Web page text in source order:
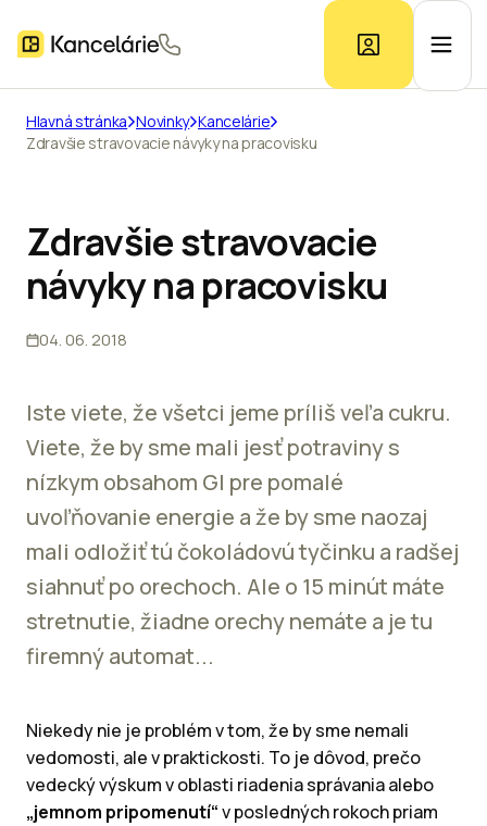
Ponuka kancelárií
Prieskum trhu
Kontakt
Hlavná stránka Novinky Kancelárie
Zdravšie stravovacie návyky na pracovisku
Zdravšie stravovacie
návyky na pracovisku
04. 06. 2018
Iste viete, že všetci jeme príliš veľa cukru.
Viete, že by sme mali jesť potraviny s
nízkym obsahom GI pre pomalé
uvoľňovanie energie a že by sme naozaj
mali odložiť tú čokoládovú tyčinku a radšej
siahnuť po orechoch. Ale o 15 minút máte
stretnutie, žiadne orechy nemáte a je tu
firemný automat...
Niekedy nie je problém v tom, že by sme nemali
vedomosti, ale v praktickosti. To je dôvod, prečo
vedecký výskum v oblasti riadenia správania alebo
„jemnom pripomenutí“v posledných rokoch priam